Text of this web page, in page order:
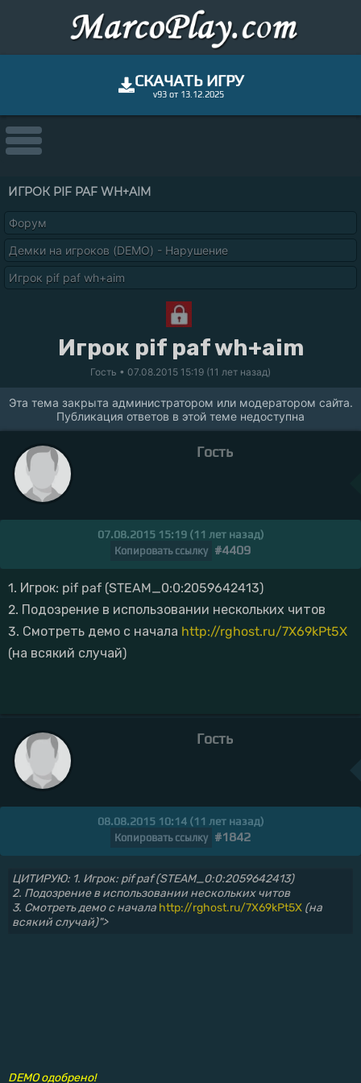
СКАЧАТЬ ИГРУ
v93 от 13.12.2025
ИГРОК PIF PAF WH+AIM
Форум
Демки на игроков (DEMO) - Нарушение
Игрок pif paf wh+aim
Игрок pif paf wh+aim
Гость • 07.08.2015 15:19 (11 лет назад)
Эта тема закрыта администратором или модератором сайта.
Публикация ответов в этой теме недоступна
Гость
07.08.2015 15:19 (11 лет назад)
Копировать ссылку #4409
1. Игрок: pif paf (STEAM_0:0:2059642413)
2. Подозрение в использовании нескольких читов
3. Смотреть демо с начала http://rghost.ru/7X69kPt5X
(на всякий случай)
Гость
08.08.2015 10:14 (11 лет назад)
Копировать ссылку #1842
ЦИТИРУЮ: 1. Игрок: pif paf (STEAM_0:0:2059642413)
2. Подозрение в использовании нескольких читов
3. Смотреть демо с начала http://rghost.ru/7X69kPt5X (на
всякий случай)">
DEMO одобрено!